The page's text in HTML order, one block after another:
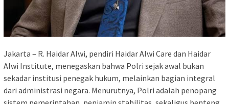
Jakarta – R. Haidar Alwi, pendiri Haidar Alwi Care dan Haidar
Alwi Institute, menegaskan bahwa Polri sejak awal bukan
sekadar institusi penegak hukum, melainkan bagian integral
dari administrasi negara. Menurutnya, Polri adalah penopang